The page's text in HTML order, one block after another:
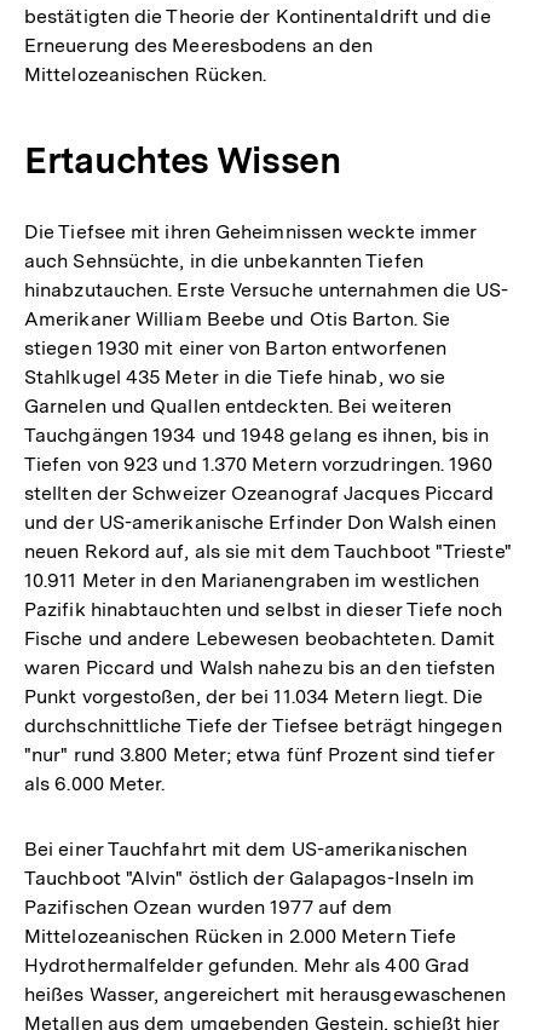
bestätigten die Theorie der Kontinentaldrift und die
Erneuerung des Meeresbodens an den
Mittelozeanischen Rücken.
Ertauchtes Wissen
Die Tiefsee mit ihren Geheimnissen weckte immer
auch Sehnsüchte, in die unbekannten Tiefen
hinabzutauchen. Erste Versuche unternahmen die US-
Amerikaner William Beebe und Otis Barton. Sie
stiegen 1930 mit einer von Barton entworfenen
Stahlkugel 435 Meter in die Tiefe hinab, wo sie
Garnelen und Quallen entdeckten. Bei weiteren
Tauchgängen 1934 und 1948 gelang es ihnen, bis in
Tiefen von 923 und 1.370 Metern vorzudringen. 1960
stellten der Schweizer Ozeanograf Jacques Piccard
und der US-amerikanische Erfinder Don Walsh einen
neuen Rekord auf, als sie mit dem Tauchboot "Trieste"
10.911 Meter in den Marianengraben im westlichen
Pazifik hinabtauchten und selbst in dieser Tiefe noch
Fische und andere Lebewesen beobachteten. Damit
waren Piccard und Walsh nahezu bis an den tiefsten
Punkt vorgestoßen, der bei 11.034 Metern liegt. Die
durchschnittliche Tiefe der Tiefsee beträgt hingegen
"nur" rund 3.800 Meter; etwa fünf Prozent sind tiefer
als 6.000 Meter.
Bei einer Tauchfahrt mit dem US-amerikanischen
Tauchboot "Alvin" östlich der Galapagos-Inseln im
Pazifischen Ozean wurden 1977 auf dem
Mittelozeanischen Rücken in 2.000 Metern Tiefe
Hydrothermalfelder gefunden. Mehr als 400 Grad
heißes Wasser, angereichert mit herausgewaschenen
Metallen aus dem umgebenden Gestein, schießt hier